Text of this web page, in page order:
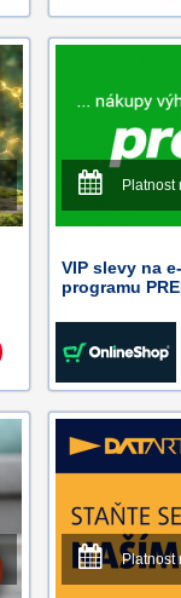
Platnost
VIP slevy na
programu
Platnost